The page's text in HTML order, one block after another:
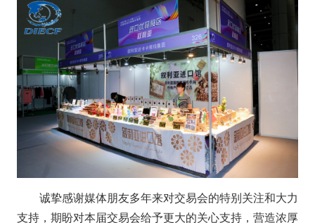
诚挚感谢媒体朋友多年来对交易会的特别关注和大力
支持，期盼对本届交易会给予更大的关心支持，营造浓厚